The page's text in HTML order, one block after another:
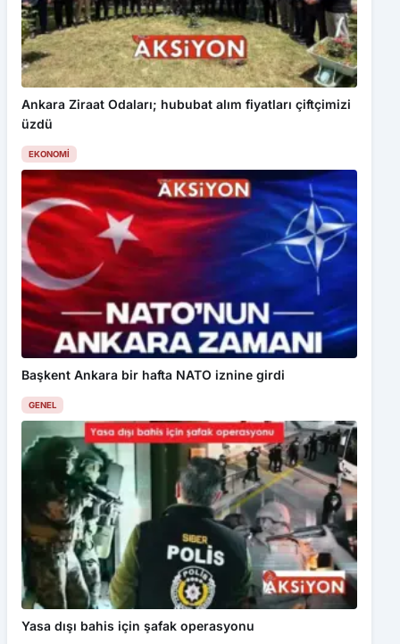
Ankara Ziraat Odaları; hububat alım fiyatları çiftçimizi
üzdü
EKONOMI
Başkent Ankara bir hafta NATO iznine girdi
GENEL
Yasa dışı bahis için şafak operasyonu